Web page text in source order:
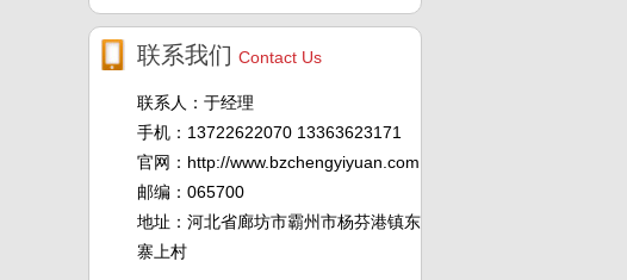
联系我们 Contact Us
联系人：于经理
手机：13722622070 13363623171
官网：http://www.bzchengyiyuan.com
邮编：065700
地址：河北省廊坊市霸州市杨芬港镇东
寨上村